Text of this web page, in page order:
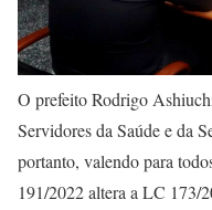
O prefeito Rodrigo
Servidores da Saúde e da
portanto, valendo para
191/2022 altera a LC 173/